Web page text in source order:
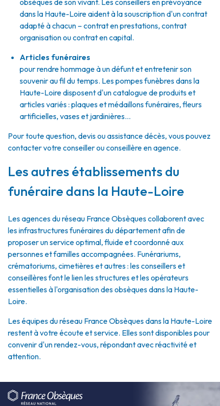
obsèques de son vivant. Les conseillers en prévoyance
dans la Haute-Loire aident à la souscription d'un contrat
adapté à chacun – contrat en prestations, contrat
organisation ou contrat en capital.
Articles funéraires
pour rendre hommage à un défunt et entretenir son
souvenir au fil du temps. Les pompes funèbres dans la
Haute-Loire disposent d'un catalogue de produits et
articles variés : plaques et médaillons funéraires, fleurs
artificielles, vases et jardinières...
Pour toute question, devis ou assistance décès, vous pouvez
contacter votre conseiller ou conseillère en agence.
Les autres établissements du
funéraire dans la Haute-Loire
Les agences du réseau France Obsèques collaborent avec
les infrastructures funéraires du département afin de
proposer un service optimal, fluide et coordonné aux
personnes et familles accompagnées. Funérariums,
crématoriums, cimetières et autres : les conseillers et
conseillères font le lien les structures et les opérateurs
essentielles à l'organisation des obsèques dans la Haute-
Loire.
Les équipes du réseau France Obsèques dans la Haute-Loire
restent à votre écoute et service. Elles sont disponibles pour
convenir d'un rendez-vous, répondant avec réactivité et
attention.